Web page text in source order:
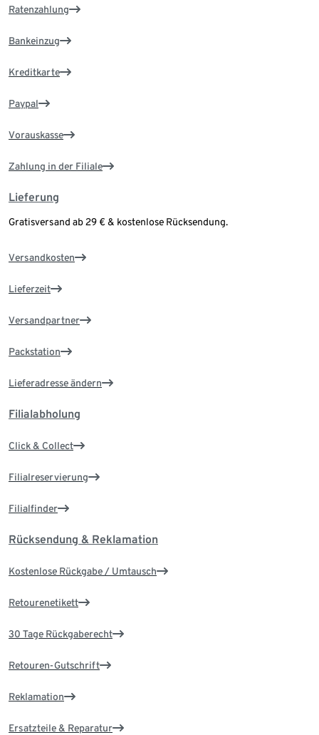
Ratenzahlung
Bankeinzug
Kreditkarte
Paypal
Vorauskasse
Zahlung in der Filiale
Lieferung
Gratisversand ab 29 € & kostenlose Rücksendung.
Versandkosten
Lieferzeit
Versandpartner
Packstation
Lieferadresse ändern
Filialabholung
Click & Collect
Filialreservierung
Filialfinder
Rücksendung & Reklamation
Kostenlose Rückgabe / Umtausch
Retourenetikett
30 Tage Rückgaberecht
Retouren-Gutschrift
Reklamation
Ersatzteile & Reparatur